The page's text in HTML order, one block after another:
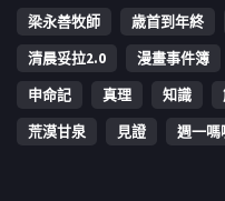
梁永善牧師
歳首到年終
清晨妥拉2.0
漫畫事件簿
申命記
真理 知識
荒漠甘泉
見證 週一嗎